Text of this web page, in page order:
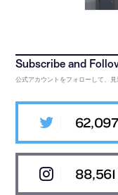
公式アカウントをフォローして、見
62,097
88,561